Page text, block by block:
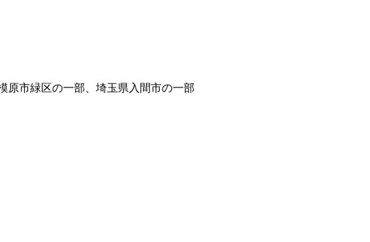
原市緑区の一部、埼玉県入間市の一部